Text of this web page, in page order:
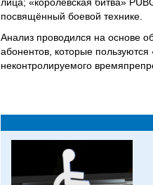
посвящённый боевой технике.
Анализ проводился на основе
абонентов, которые
неконтролируемого